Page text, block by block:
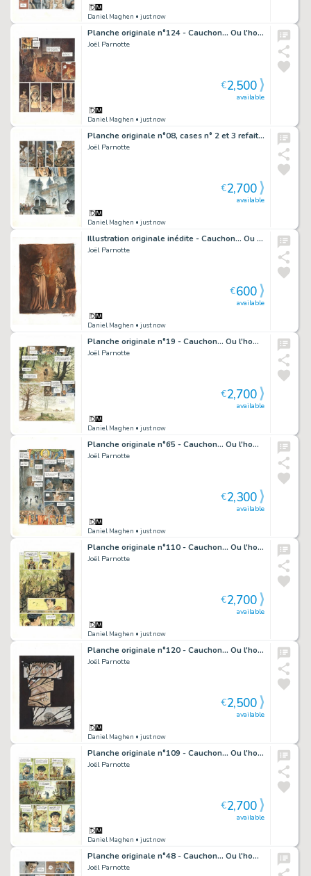
Daniel Maghen • just now
Planche originale n°124 - Cauchon... Ou l'homme qui tua Jeanne d'Arc
Joël Parnotte
Daniel Maghen • just now
available
€2,500
Planche originale n°08, cases n° 2 et 3 refaites - Cauchon... Ou l'homme qui tua Jeanne d'Arc
Joël Parnotte
Daniel Maghen • just now
available
€2,700
Illustration originale inédite - Cauchon... Ou l'homme qui tua Jeanne d'Arc
Joël Parnotte
Daniel Maghen • just now
available
€600
Planche originale n°19 - Cauchon... Ou l'homme qui tua Jeanne d'Arc
Joël Parnotte
Daniel Maghen • just now
available
€2,700
Planche originale n°65 - Cauchon... Ou l'homme qui tua Jeanne d'Arc
Joël Parnotte
Daniel Maghen • just now
available
€2,300
Planche originale n°110 - Cauchon... Ou l'homme qui tua Jeanne d'Arc
Joël Parnotte
Daniel Maghen • just now
available
€2,700
Planche originale n°120 - Cauchon... Ou l'homme qui tua Jeanne d'Arc
Joël Parnotte
Daniel Maghen • just now
available
€2,500
Planche originale n°109 - Cauchon... Ou l'homme qui tua Jeanne d'Arc
Joël Parnotte
Daniel Maghen • just now
available
€2,700
Planche originale n°48 - Cauchon... Ou l'homme qui tua Jeanne d'Arc
Joël Parnotte